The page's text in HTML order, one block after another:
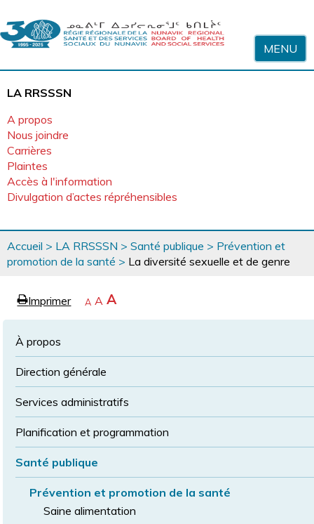
MENU
LA RRSSSN
A propos
Nous joindre
Carrières
Plaintes
Accès à l'information
Divulgation d’actes répréhensibles
Vous
êtes
ici
Accueil > LA RRSSSN > Santé publique > Prévention et
promotion de la santé > La diversité sexuelle et de genre
eImprimerpageRétrécir
A Revenir
à
police
A Agrandir
la
A
À propos
Direction générale
Services administratifs
Planification et programmation
Santé publique
Prévention et promotion de la santé
Saine alimentation